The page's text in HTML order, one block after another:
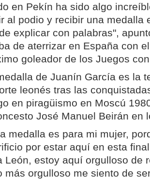
en Pekín ha sido algo
al podio y recibir una medalla
explicar con palabras",
de aterrizar en España con
goleador de los Juegos
de Juanín García es la
leonés tras las
en piragüismo en Moscú
José Manuel Beirán en
medalla es para mi mujer,
por estar aquí en esta
León, estoy aquí orgulloso de
más orgulloso me siento de